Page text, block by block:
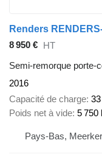
8 950 € HT
Semi-remorque porte-
2016
Capacité de charge
Poids net à vide 5 750
Pays-Bas,